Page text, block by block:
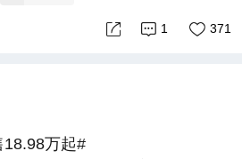
371
1
万起#